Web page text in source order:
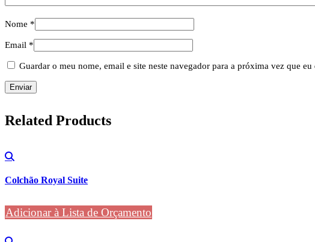
Nome *
Email *
Guardar o meu nome, email e site neste navegador para a próxima vez que eu
Related Products
Colchão Royal Suite
Adicionar à Lista de Orçamento